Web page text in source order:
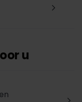
u
arrow_forward_ios